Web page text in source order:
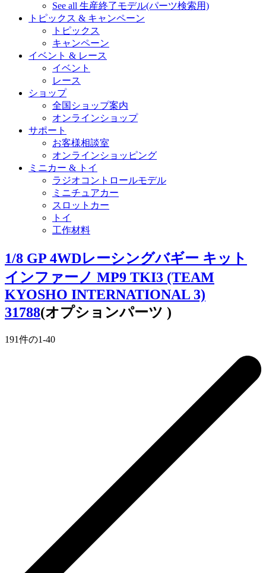
See all 生産終了モデル(パーツ検索用)
トピックス & キャンペーン
トピックス
キャンペーン
イベント & レース
イベント
レース
ショップ
全国ショップ案内
オンラインショップ
サポート
お客様相談室
オンラインショッピング
ミニカー & トイ
ラジオコントロールモデル
ミニチュアカー
スロットカー
トイ
工作材料
1/8 GP 4WDレーシングバギー キット
インファーノ MP9 TKI3 (TEAM
KYOSHO INTERNATIONAL 3)
31788(オプションパーツ )
191件の1-40